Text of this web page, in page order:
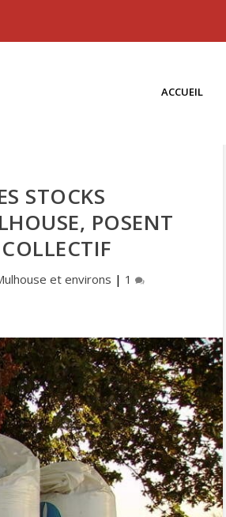
ACCUEIL
STOCKS
POSENT
et environs | 1